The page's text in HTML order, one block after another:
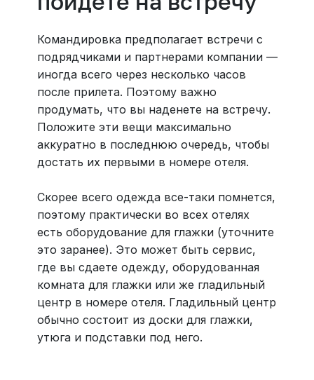
Командировка предполагает встречи с
подрядчиками и партнерами компании —
иногда всего через несколько часов
после прилета. Поэтому важно
продумать, что вы наденете на встречу.
Положите эти вещи максимально
аккуратно в последнюю очередь, чтобы
достать их первыми в номере отеля.
Скорее всего одежда все-таки помнется,
поэтому практически во всех отелях
есть оборудование для глажки (уточните
это заранее). Это может быть сервис,
где вы сдаете одежду, оборудованная
комната для глажки или же гладильный
центр в номере отеля. Гладильный центр
обычно состоит из доски для глажки,
утюга и подставки под него.